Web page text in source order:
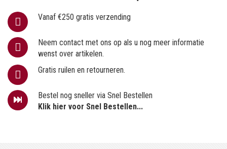
Vanaf €250 gratis verzending
Neem contact met ons op als u nog meer informatie
wenst over artikelen.
Gratis ruilen en retourneren.
Bestel nog sneller via Snel Bestellen
Klik hier voor Snel Bestellen...